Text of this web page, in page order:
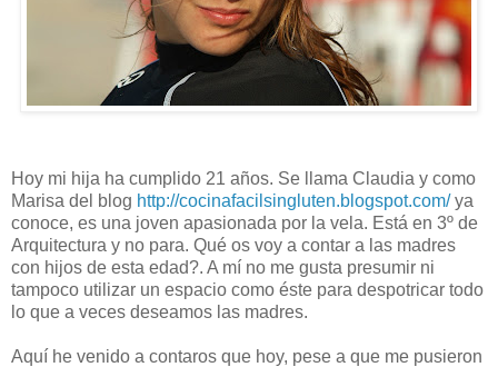
Hoy mi hija ha cumplido 21 años. Se llama Claudia y como
Marisa del blog http://cocinafacilsingluten.blogspot.com/ya
conoce, es una joven apasionada por la vela. Está en 3º de
Arquitectura y no para. Qué os voy a contar a las madres
con hijos de esta edad?. A mí no me gusta presumir ni
tampoco utilizar un espacio como éste para despotricar todo
lo que a veces deseamos las madres.
Aquí he venido a contaros que hoy, pese a que me pusieron